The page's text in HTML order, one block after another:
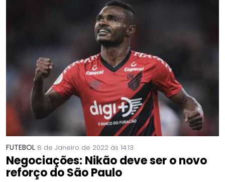
FUTEBOL 8 de Janeiro de 2022 às 14:13
Negociações: Nikão deve ser o novo
reforço do São Paulo